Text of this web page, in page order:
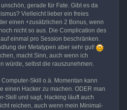
gerade für Fate. Gibt es da
Vielleicht lieber ein freies
einen +zusätzlichen 2 Bonus, wenn
nicht so aus. Die Complication des
einmal pro Session beschränken.
der Metatypen aber sehr gut!
macht Sinn, auch wenn ich
würde, selbst die rauszunehmen.
Skill o.ä. Momentan kann
einen Hacker zu machen. ODER man
Skill und sagt, Hacking läuft auch
reichen, auch wenn mein Minimal-